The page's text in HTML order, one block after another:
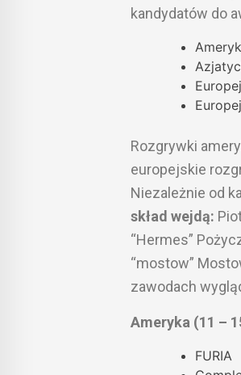
kandydatów do
Rozgrywki
europejskie
Niezależnie od
skład wejdą:
“Hermes”
“mostow”
zawodach
Ameryka (11 –
FURIA